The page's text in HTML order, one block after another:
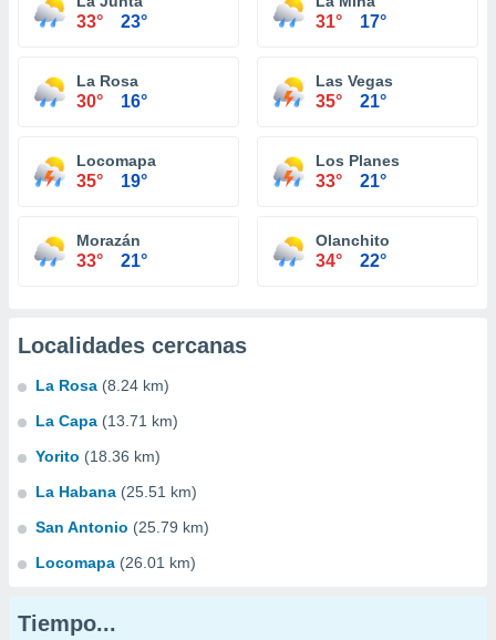
33° 23° 31° 17°
La Rosa
30° 16°
Las Vegas
35° 21°
Locomapa
35° 19°
Los Planes
33° 21°
Morazán
33° 21°
Olanchito
34° 22°
Localidades cercanas
La Rosa (8.24 km)
La Capa (13.71 km)
Yorito (18.36 km)
La Habana (25.51 km)
San Antonio (25.79 km)
Locomapa (26.01 km)
Tiempo...